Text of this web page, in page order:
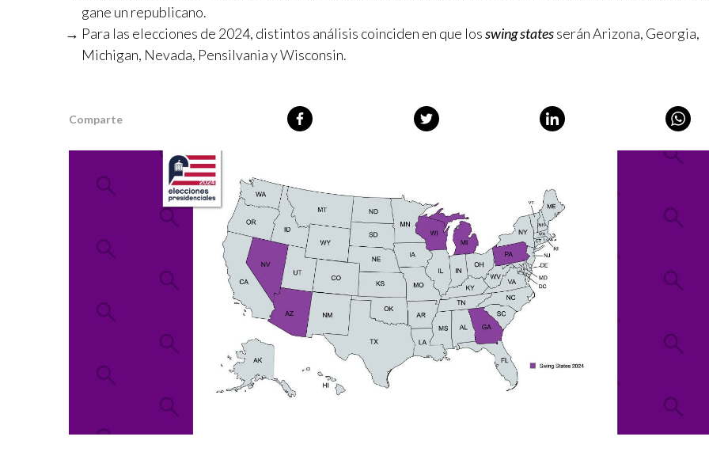
gane un republicano.
Para las elecciones de 2024, distintos análisis coinciden en que losswing statesserán Arizona, Georgia,
Michigan, Nevada, Pensilvania y Wisconsin.
Comparte